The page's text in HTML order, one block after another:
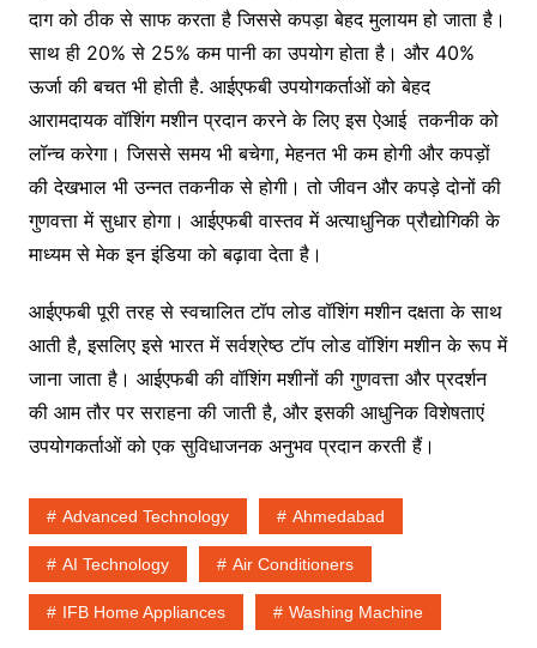
दाग को ठीक से साफ करता है जिससे कपड़ा बेहद मुलायम हो जाता है।
साथ ही 20% से 25% कम पानी का उपयोग होता है। और 40%
ऊर्जा की बचत भी होती है. आईएफबी उपयोगकर्ताओं को बेहद
आरामदायक वॉशिंग मशीन प्रदान करने के लिए इस ऐआई तकनीक को
लॉन्च करेगा। जिससे समय भी बचेगा, मेहनत भी कम होगी और कपड़ों
की देखभाल भी उन्नत तकनीक से होगी। तो जीवन और कपड़े दोनों की
गुणवत्ता में सुधार होगा। आईएफबी वास्तव में अत्याधुनिक प्रौद्योगिकी के
माध्यम से मेक इन इंडिया को बढ़ावा देता है।
आईएफबी पूरी तरह से स्वचालित टॉप लोड वॉशिंग मशीन दक्षता के साथ
आती है, इसलिए इसे भारत में सर्वश्रेष्ठ टॉप लोड वॉशिंग मशीन के रूप में
जाना जाता है। आईएफबी की वॉशिंग मशीनों की गुणवत्ता और प्रदर्शन
की आम तौर पर सराहना की जाती है, और इसकी आधुनिक विशेषताएं
उपयोगकर्ताओं को एक सुविधाजनक अनुभव प्रदान करती हैं।
Advanced Technology Ahmedabad
AI Technology Air Conditioners
IFB Home Appliances Washing Machine